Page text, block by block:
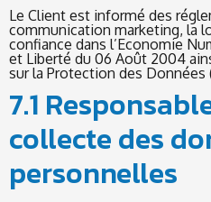
Le Client est informé des
communication marketing, la
confiance dans l’Economie
et Liberté du 06 Août 2004
sur la Protection des Données
7.1
collecte des
personnelles